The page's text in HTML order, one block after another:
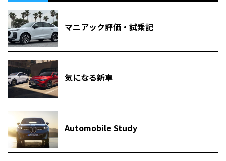
マニアック評価・試乗記
気になる新車
Automobile Study